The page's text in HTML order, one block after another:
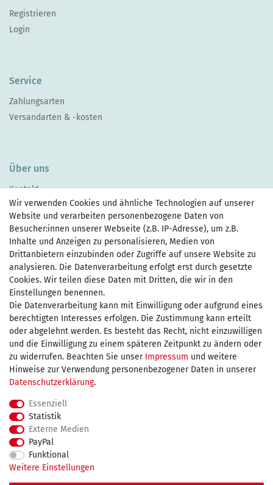
Registrieren
Login
Service
Zahlungsarten
Versandarten & -kosten
Über uns
Kontakt
Zahlen Sie bequem per
Wir versenden mit
kostenfreie Lieferung
innerhalb Deutschland ab 75€
Impressum
Vertrag widerrufen
Wir verwenden Cookies und ähnliche Technologien auf unserer
Website und verarbeiten personenbezogene Daten von
Besucher:innen unserer Webseite (z.B. IP-Adresse), um z.B.
Inhalte und Anzeigen zu personalisieren, Medien von
Drittanbietern einzubinden oder Zugriffe auf unsere Website zu
analysieren. Die Datenverarbeitung erfolgt erst durch gesetzte
Cookies. Wir teilen diese Daten mit Dritten, die wir in den
Einstellungen benennen.
Die Datenverarbeitung kann mit Einwilligung oder aufgrund eines
berechtigten Interesses erfolgen. Die Zustimmung kann erteilt
oder abgelehnt werden. Es besteht das Recht, nicht einzuwilligen
und die Einwilligung zu einem späteren Zeitpunkt zu ändern oder
zu widerrufen. Beachten Sie unser Impressum und weitere
Hinweise zur Verwendung personenbezogener Daten in unserer
Daten­schutz­erklärung.
Essenziell
Statistik
Externe Medien
PayPal
Funktional
Weitere Einstellungen